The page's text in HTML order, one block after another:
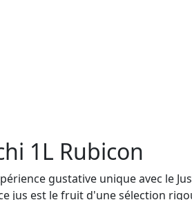
1L Rubicon
gustative unique avec le
jus est le fruit d'une sélection